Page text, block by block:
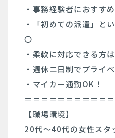
・事務経験者におすす
・「初めての派遣」と
〇
・柔軟に対応できる方
・週休二日制でプライ
・マイカー通勤OK！
＝＝＝＝＝＝＝＝＝＝
【職場環境】
20代〜40代の女性スタ